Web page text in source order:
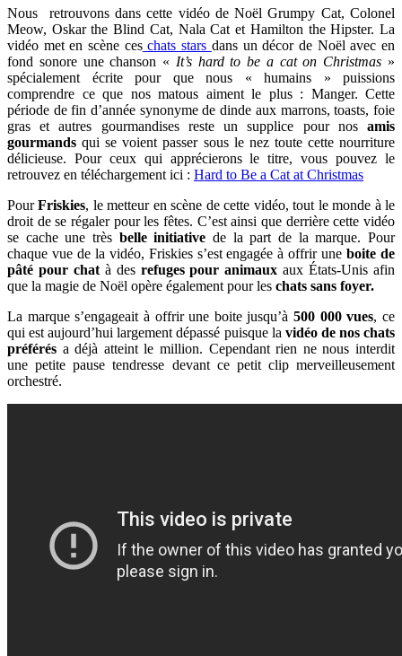
Nous retrouvons dans cette vidéo de Noël Grumpy Cat, Colonel
Meow, Oskar the Blind Cat, Nala Cat et Hamilton the Hipster. La
vidéo met en scène ceschats stars dans un décor de Noël avec en
fond sonore une chanson « It’s hard to be a cat on Christmas »
spécialement écrite pour que nous « humains » puissions
comprendre ce que nos matous aiment le plus : Manger. Cette
période de fin d’année synonyme de dinde aux marrons, toasts, foie
gras et autres gourmandises reste un supplice pour nos amis
gourmands qui se voient passer sous le nez toute cette nourriture
délicieuse. Pour ceux qui apprécierons le titre, vous pouvez le
retrouvez en téléchargement ici : Hard to Be a Cat at Christmas
PourFriskies, le metteur en scène de cette vidéo, tout le monde à le
droit de se régaler pour les fêtes. C’est ainsi que derrière cette vidéo
se cache une très belle initiative de la part de la marque. Pour
chaque vue de la vidéo, Friskies s’est engagée à offrir uneboite de
pâté pour chatà des refuges pour animaux aux États-Unis afin
que la magie de Noël opère également pour les chats sans foyer.
La marque s’engageait à offrir une boite jusqu’à500 000 vues, ce
qui est aujourd’hui largement dépassé puisque la vidéo de nos chats
préférés a déjà atteint le million. Cependant rien ne nous interdit
une petite pause tendresse devant ce petit clip merveilleusement
orchestré.